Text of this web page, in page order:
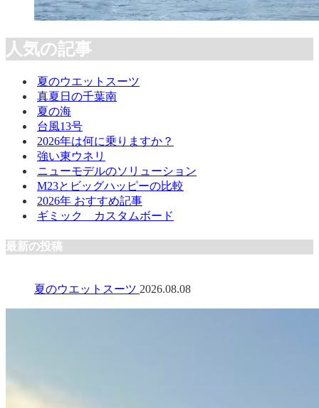
人気の記事
夏のウエットスーツ
真夏日の千葉南
夏の海
台風13号
2026年は何に乗りますか？
強い東ウネリ
ニューモデルのソリューション
M23とビッグハッピーの比較
2026年 おすすめ記事
ギミック カスタムボード
最新の投稿
夏のウエットスーツ 2026.08.08